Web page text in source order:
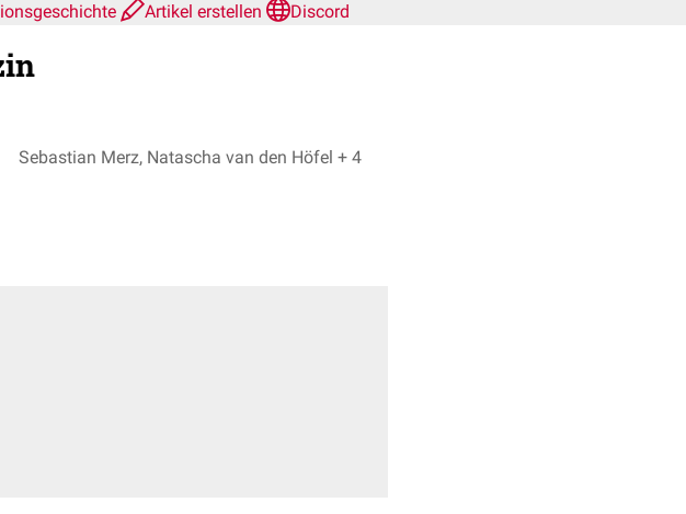
Artikel erstellen Discord
Sebastian Merz, Natascha van den Höfel + 4